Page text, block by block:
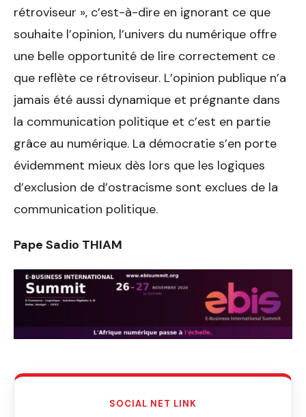
rétroviseur », c’est-à-dire en ignorant ce que
souhaite l’opinion, l’univers du numérique offre
une belle opportunité de lire correctement ce
que reflète ce rétroviseur. L’opinion publique n’a
jamais été aussi dynamique et prégnante dans
la communication politique et c’est en partie
grâce au numérique. La démocratie s’en porte
évidemment mieux dès lors que les logiques
d’exclusion de d’ostracisme sont exclues de la
communication politique.
Pape Sadio THIAM
SOCIAL NET LINK